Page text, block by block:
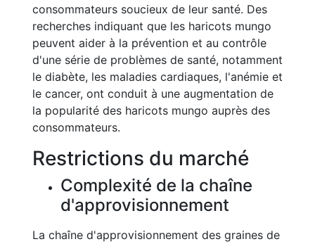
consommateurs soucieux de leur santé. Des
recherches indiquant que les haricots mungo
peuvent aider à la prévention et au contrôle
d'une série de problèmes de santé, notamment
le diabète, les maladies cardiaques, l'anémie et
le cancer, ont conduit à une augmentation de
la popularité des haricots mungo auprès des
consommateurs.
Restrictions du marché
Complexité de la chaîne
d'approvisionnement
La chaîne d'approvisionnement des graines de